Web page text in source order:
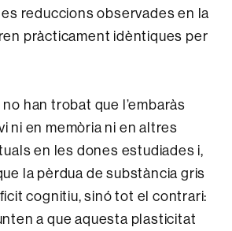
reduccions observades en la
pràcticament idèntiques per
han trobat que l’embaràs
ni en memòria ni en altres
en les dones estudiades i,
la pèrdua de substància gris
cognitiu, sinó tot el contrari:
a que aquesta plasticitat